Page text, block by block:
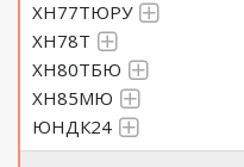
ХН77ТЮРУ
ХН78Т
ХН80ТБЮ
ХН85МЮ
ЮНДК24